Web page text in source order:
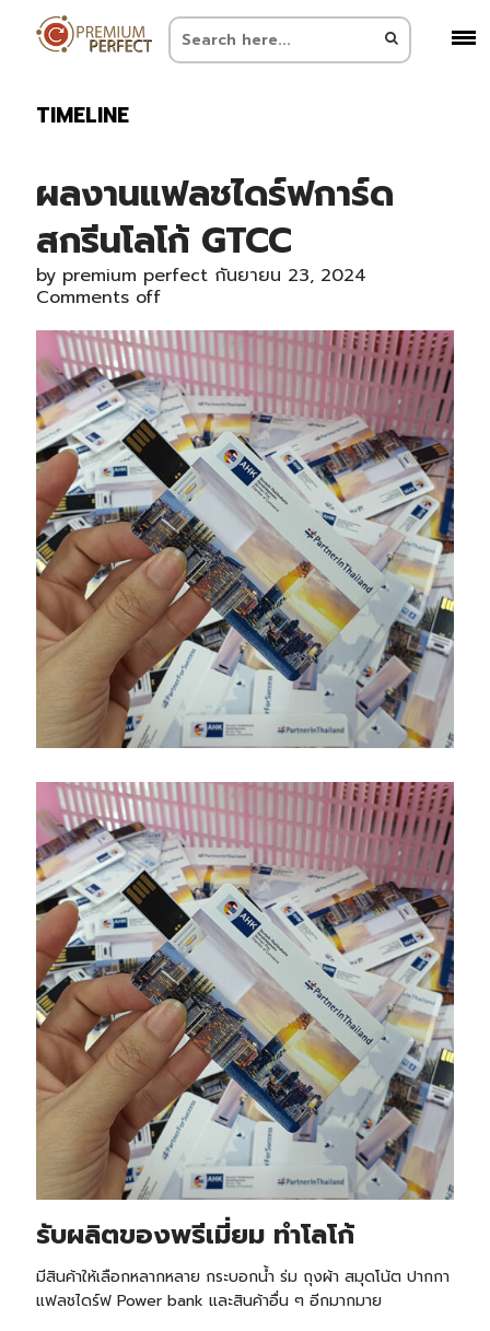
TIMELINE
ผลงานแฟลชไดร์ฟการ์ด
สกรีนโลโก้ GTCC
by premium perfect กันยายน 23, 2024
Comments off
รับผลิตของพรีเมี่ยม ทำโลโก้
มีสินค้าให้เลือกหลากหลาย กระบอกน้ำ ร่ม ถุงผ้า สมุดโน้ต ปากกา
แฟลชไดร์ฟ Power bank และสินค้าอื่น ๆ อีกมากมาย